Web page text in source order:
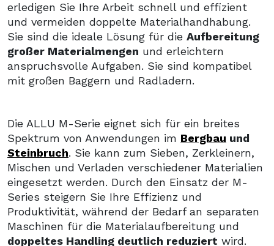
erledigen Sie Ihre Arbeit schnell und effizient
und vermeiden doppelte Materialhandhabung.
Sie sind die ideale Lösung für die Aufbereitung
großer Materialmengen und erleichtern
anspruchsvolle Aufgaben. Sie sind kompatibel
mit großen Baggern und Radladern.
Die ALLU M-Serie eignet sich für ein breites
Spektrum von Anwendungen im Bergbau und
Steinbruch. Sie kann zum Sieben, Zerkleinern,
Mischen und Verladen verschiedener Materialien
eingesetzt werden. Durch den Einsatz der M-
Series steigern Sie Ihre Effizienz und
Produktivität, während der Bedarf an separaten
Maschinen für die Materialaufbereitung und
doppeltes Handling deutlich reduziert wird.